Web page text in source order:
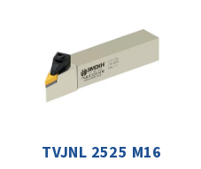
TVJNL 2525 M16